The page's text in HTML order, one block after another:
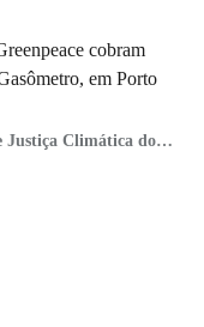
cobram
em Porto
Justiça Climática do